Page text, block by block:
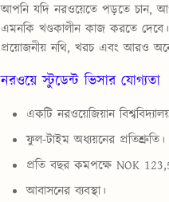
আপনি যদি নরওয়েতে পড়তে চান,
এমনকি খণ্ডকালীন কাজ করতে
প্রয়োজনীয় নথি, খরচ এবং আরও
নরওয়ে স্টুডেন্ট ভিসার যোগ্যতা
একটি নরওয়েজিয়ান
ফুল-টাইম অধ্যয়নের প্রতিশ্রুতি।
প্রতি বছর কমপক্ষে NOK
আবাসনের ব্যবস্থা।